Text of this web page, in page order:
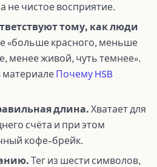
не чистое восприятие.
тому, как люди
«больше красного, меньше
менее живой, чуть темнее».
Почему HSB
длина.Хватает для
счёта и при этом
кофе-брейк.
Тег из шести символов,